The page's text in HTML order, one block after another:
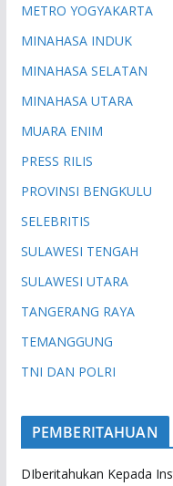
METRO YOGYAKARTA
MINAHASA INDUK
MINAHASA SELATAN
MINAHASA UTARA
MUARA ENIM
PRESS RILIS
PROVINSI BENGKULU
SELEBRITIS
SULAWESI TENGAH
SULAWESI UTARA
TANGERANG RAYA
TEMANGGUNG
TNI DAN POLRI
PEMBERITAHUAN
DIberitahukan Kepada